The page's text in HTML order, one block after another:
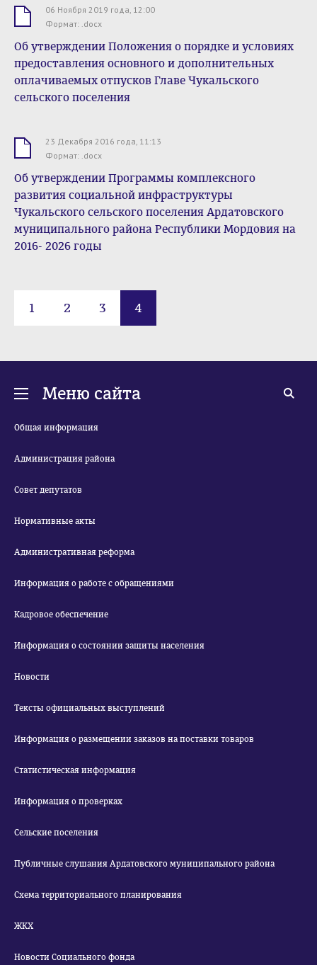
06 Ноября 2019 года, 12:00
Формат: .docx
Об утверждении Положения о порядке и условиях
предоставления основного и дополнительных
оплачиваемых отпусков Главе Чукальского
сельского поселения
23 Декабря 2016 года, 11:13
Формат: .docx
Об утверждении Программы комплексного
развития социальной инфраструктуры
Чукальского сельского поселения Ардатовского
муниципального района Республики Мордовия на
2016- 2026 годы
1 2 3 4
Меню сайта
Общая информация
Администрация района
Совет депутатов
Нормативные акты
Административная реформа
Информация о работе с обращениями
Кадровое обеспечение
Информация о состоянии защиты населения
Новости
Тексты официальных выступлений
Информация о размещении заказов на поставки товаров
Статистическая информация
Информация о проверках
Сельские поселения
Публичные слушания Ардатовского муниципального района
Схема территориального планирования
ЖКХ
Новости Социального фонда